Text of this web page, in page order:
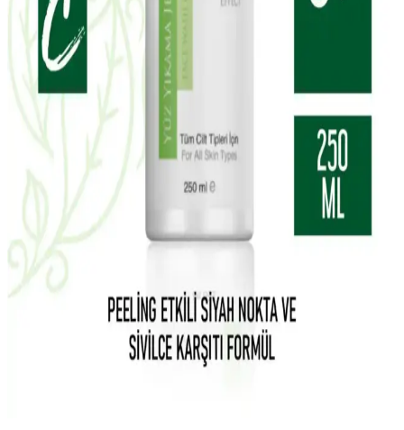
Madeleb Krem ve CC krem seti, cilt tipine uygun, doğal içerikli ve
vegan formülüyle günlük bakımda pratik ve etkili çözümler sunar.
Yves Rocher Tropikal Hindistan Cevizi Vücut
Losyonu Doğal Nemlendirici ve Besleyici Özellikler
Yves Rocher'in tropikal hindistan cevizi içeren vegan vücut losyonu,
tüm cilt tipleri için uygun, doğal içeriklerle formüle edilmiştir. Hafif
yapısı ve kalıcı kokusuyla cildi nemlendirir ve besler.
La Roche-Posay Lipikar Syndet AP+ Hassas ve
Kuru Ciltler İçin Temizlik Jeli Ürün Özellikleri
La Roche-Posay Lipikar Syndet AP+ arındırıcı vücut yıkama jeli,
hassas ve kuru ciltlere uygun, yatıştırıcı ve nemlendirici etkileriyle
günlük kullanımda cilt sağlığını koruyan etkili bir temizlik ürünüdür.
Carvien's Çay Ağacı Yağlı Yüz Yıkama Jeli: Doğal
ve Etkili Temizlik Ürünü Özellikleri ve Kullanımı
Carvien's Çay Ağacı Yağlı Yüz Yıkama Jeli, doğal içeriklerle akne